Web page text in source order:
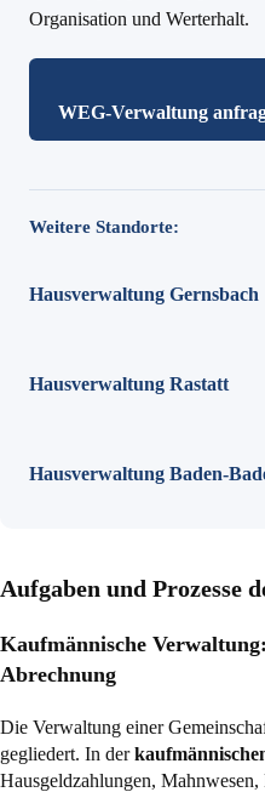
Organisation und Werterhalt.
WEG-Verwaltung
Weitere Standorte:
Hausverwaltung Gernsbach
Hausverwaltung Rastatt
Hausverwaltung Baden-
Aufgaben und Prozesse
Kaufmännische
Abrechnung
Die Verwaltung einer
gegliedert. In der
Hausgeldzahlungen,